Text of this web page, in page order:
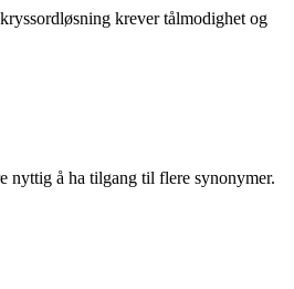
krever tålmodighet og
nyttig å ha tilgang til flere synonymer.